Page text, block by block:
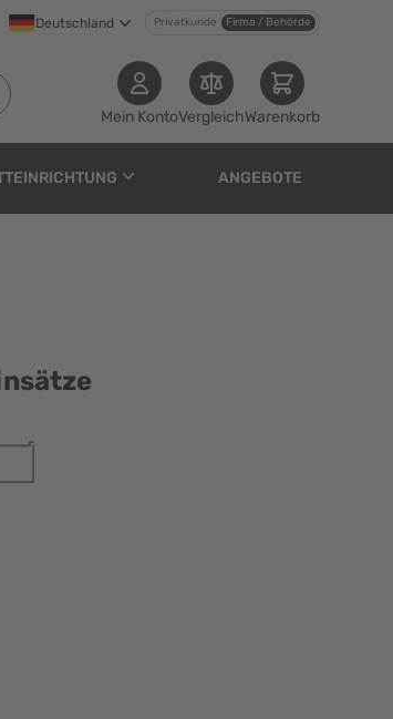
Deutschland Privatkunde Firma / Behörde
Mein KontoVergleichWarenkorb
ANGEBOTE